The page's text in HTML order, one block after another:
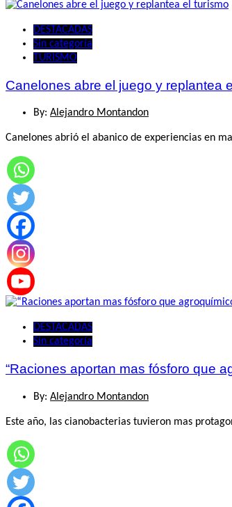
DESTACADAS
Sin categoría
TURISMO
Canelones abre el juego y replantea
By: Alejandro Montandon
Canelones abrió el abanico de experiencias en
DESTACADAS
Sin categoría
“Raciones aportan mas fósforo que
By: Alejandro Montandon
Este año, las cianobacterias tuvieron mas